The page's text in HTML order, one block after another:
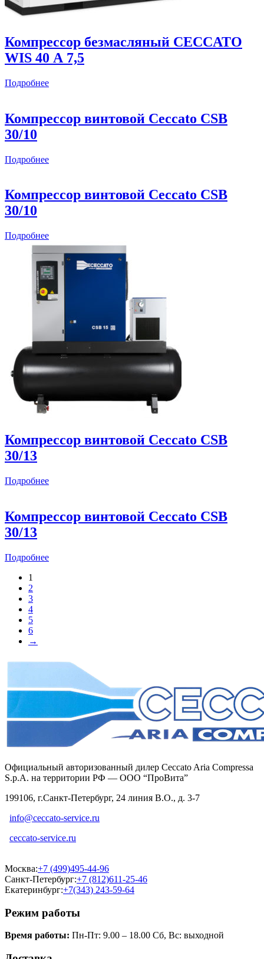
Компрессор безмасляный CECCATO
WIS 40 А 7,5
Подробнее
Компрессор винтовой Ceccato CSB
30/10
Подробнее
Компрессор винтовой Ceccato CSB
30/10
Подробнее
Компрессор винтовой Ceccato CSB
30/13
Подробнее
Компрессор винтовой Ceccato CSB
30/13
Подробнее
1
2
3
4
5
6
→
Официальный авторизованный дилер Ceccato Aria Compressa
S.p.A. на территории РФ — ООО “ПроВита”
199106, г.Санкт-Петербург, 24 линия В.О., д. 3-7
info@ceccato-service.ru
ceccato-service.ru
Москва:+7 (499)495-44-96
Санкт-Петербург:+7 (812)611-25-46
Екатеринбург:+7(343) 243-59-64
Режим работы
Время работы: Пн-Пт: 9.00 – 18.00 Сб, Вс: выходной